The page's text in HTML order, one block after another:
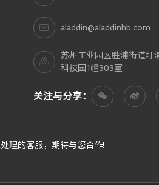
aladdin@aladdinhb.com
苏州工业园区胜浦街道圩
科技园1幢303室
关注与分享：
理的客服，期待与您合作!